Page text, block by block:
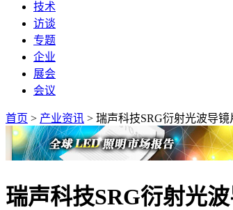
技术
访谈
专题
企业
展会
会议
首页 > 产业资讯 > 瑞声科技SRG衍射光波导
瑞声科技SRG衍射光